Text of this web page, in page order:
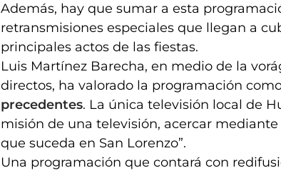
Además, hay que sumar a esta
retransmisiones especiales que llegan a
principales actos de las fiestas.
Luis Martínez Barecha, en medio de la
directos, ha valorado la programación
precedentes. La única televisión local de
misión de una televisión, acercar
que suceda en San Lorenzo”.
Una programación que contará con